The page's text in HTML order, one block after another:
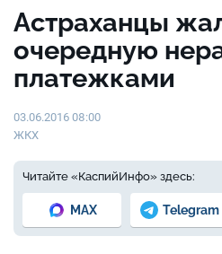
Астраханцы
очередную
платежками
03.06.2016 08:00
ЖКХ
Читайте «КаспийИнфо» здесь:
MAX Telegram